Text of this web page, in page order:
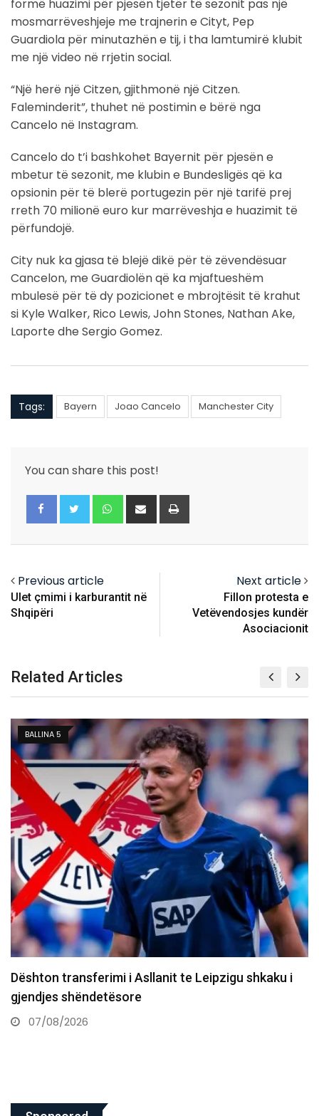
formë huazimi për pjesën tjetër të sezonit pas një
mosmarrëveshjeje me trajnerin e Cityt, Pep
Guardiola për minutazhën e tij, i tha lamtumirë klubit
me një video në rrjetin social.
“Një herë një Citzen, gjithmonë një Citzen.
Faleminderit”, thuhet në postimin e bërë nga
Cancelo në Instagram.
Cancelo do t’i bashkohet Bayernit për pjesën e
mbetur të sezonit, me klubin e Bundesligës që ka
opsionin për të blerë portugezin për një tarifë prej
rreth 70 milionë euro kur marrëveshja e huazimit të
përfundojë.
City nuk ka gjasa të blejë dikë për të zëvendësuar
Cancelon, me Guardiolën që ka mjaftueshëm
mbulesë për të dy pozicionet e mbrojtësit të krahut
si Kyle Walker, Rico Lewis, John Stones, Nathan Ake,
Laporte dhe Sergio Gomez.
Tags: Bayern Joao Cancelo Manchester City
You can share this post!
Whatsapp
Share
via
Previous article
Ulet çmimi i karburantit në
Shqipëri
Next article
Fillon protesta e
Vetëvendosjes kundër
Asociacionit
Related Articles
BALLINA 5
10 vjet nga e arta historike e Majlinda Kelmendit
në…
07/08/2026